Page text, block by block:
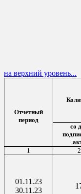
на верхний уровень...
Отчетный
период
со
1
2
01.11.23
30.11.23